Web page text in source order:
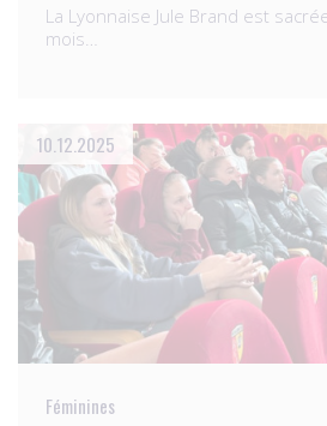
La Lyonnaise Jule Brand est
mois…
10.12.2025
Féminines